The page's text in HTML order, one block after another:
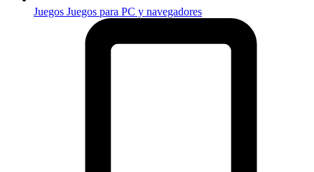
Juegos Juegos para PC y navegadores